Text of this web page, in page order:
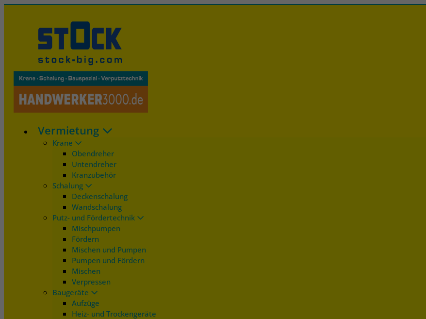
Vermietung
Krane
Obendreher
Untendreher
Kranzubehör
Schalung
Deckenschalung
Wandschalung
Putz- und Fördertechnik
Mischpumpen
Fördern
Mischen und Pumpen
Pumpen und Fördern
Mischen
Verpressen
Baugeräte
Aufzüge
Heiz- und Trockengeräte